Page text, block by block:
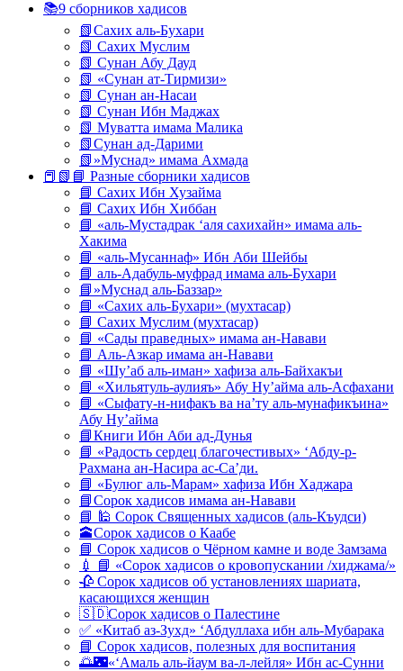
📚9 сборников хадисов
📗Сахих аль-Бухари
📗 Сахих Муслим
📗 Сунан Абу Дауд
📗 «Сунан ат-Тирмизи»
📗 Сунан ан-Насаи
📗 Сунан Ибн Маджах
📗 Муватта имама Малика
📗Сунан ад-Дарими
📗»Муснад» имама Ахмада
📕📗📘 Разные сборники хадисов
📘 Сахих Ибн Хузайма
📘 Сахих Ибн Хиббан
📘 «аль-Мустадрак ‘аля сахихайн» имама аль-
Хакима
📘 «аль-Мусаннаф» Ибн Аби Шейбы
📘 аль-Адабуль-муфрад имама аль-Бухари
📘»Муснад аль-Баззар»
📘 «Сахих аль-Бухари» (мухтасар)
📘 Сахих Муслим (мухтасар)
📘 «Сады праведных» имама ан-Навави
📘 Аль-Азкар имама ан-Навави
📘 «Шу’аб аль-иман» хафиза аль-Байхакъи
📘 «Хильятуль-аулияъ» Абу Ну’айма аль-Асфахани
📘 «Сыфату-н-нифакъ ва на’ту аль-мунафикъина»
Абу Ну’айма
📘Книги Ибн Аби ад-Дунья
📘 «Радость сердец благочестивых» ‘Абду-р-
Рахмана ан-Насира ас-Са’ди.
📘 «Булюг аль-Марам» хафиза Ибн Хаджара
📘Сорок хадисов имама ан-Навави
📘 🕌 Сорок Священных хадисов (аль-Къудси)
🕋Сорок хадисов о Каабе
📘 Сорок хадисов о Чёрном камне и воде Замзама
💉 📘 «Сорок хадисов о кровопускании /хиджама/»
🥀 Сорок хадисов об установлениях шариата,
касающихся женщин
🇸🇩Сорок хадисов о Палестине
✅ «Китаб аз-Зухд» ‘Абдуллаха ибн аль-Мубарака
📘 Сорок хадисов, полезных для воспитания
🌅🌃«‘Амаль аль-йаум ва-л-лейля» Ибн ас-Сунни